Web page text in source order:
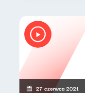
27 czerwca 2021